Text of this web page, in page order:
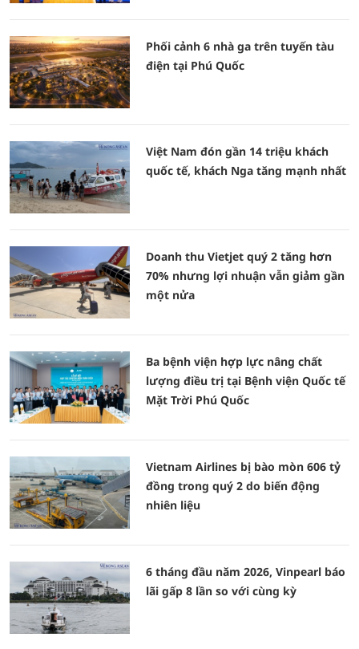
Phối cảnh 6 nhà ga trên tuyến tàu
điện tại Phú Quốc
Việt Nam đón gần 14 triệu khách
quốc tế, khách Nga tăng mạnh nhất
Doanh thu Vietjet quý 2 tăng hơn
70% nhưng lợi nhuận vẫn giảm gần
một nửa
Ba bệnh viện hợp lực nâng chất
lượng điều trị tại Bệnh viện Quốc tế
Mặt Trời Phú Quốc
Vietnam Airlines bị bào mòn 606 tỷ
đồng trong quý 2 do biến động
nhiên liệu
6 tháng đầu năm 2026, Vinpearl báo
lãi gấp 8 lần so với cùng kỳ